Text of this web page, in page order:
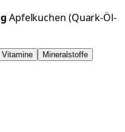
g Apfelkuchen (Quark-Öl-
Vitamine Mineralstoffe